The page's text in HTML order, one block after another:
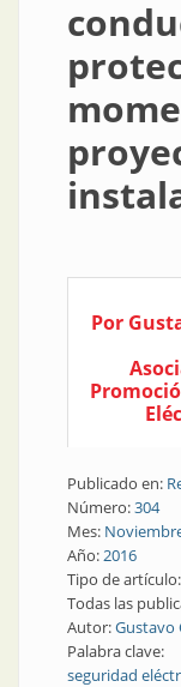
Por
Publicado en:
Número:304
Mes:
Año:2016
Tipo de artículo:
Todas las
Autor:Gustavo
Palabra clave:
seguridad